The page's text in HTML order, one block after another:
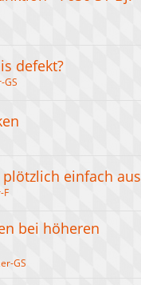
defekt?
GS
plötzlich einfach aus
F
bei höheren
GS